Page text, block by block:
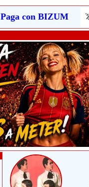
Paga con BIZUM